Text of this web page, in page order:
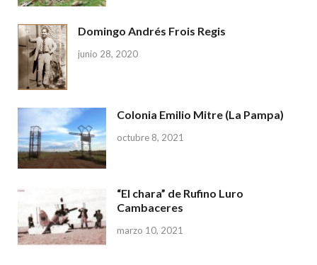
Domingo Andrés Frois Regis
junio 28, 2020
Colonia Emilio Mitre (La Pampa)
octubre 8, 2021
“El chara” de Rufino Luro
Cambaceres
marzo 10, 2021